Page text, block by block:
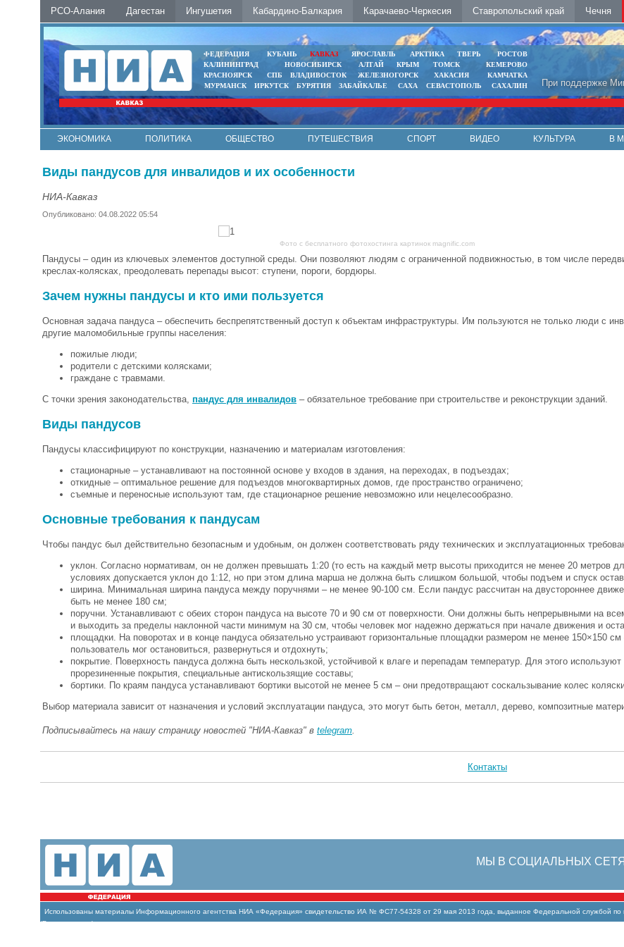
РСО-Алания Дагестан Ингушетия Кабардино-Балкария Карачаево-Черкесия Ставропольский край Чечня
При поддержке
ФЕДЕРАЦИЯ КУБАНЬ КАВКАЗ ЯРОСЛАВЛЬ АРКТИКА ТВЕРЬ
РОСТОВ
КАЛИНИНГРАД
НОВОСИБИРСК АЛТАЙ КРЫМ ТОМСК
КЕМЕРОВО
КРАСНОЯРСК
СПБ ВЛАДИВОСТОК ЖЕЛЕЗНОГОРСК ХАКАСИЯ
КАМЧАТКА
МУРМАНСК
ИРКУТСК БУРЯТИЯ ЗАБАЙКАЛЬЕ САХА СЕВАСТОПОЛЬ САХАЛИН
ЭКОНОМИКА ПОЛИТИКА ОБЩЕСТВО ПУТЕШЕСТВИЯ СПОРТ ВИДЕО КУЛЬТУРА В
Виды пандусов для инвалидов и их особенности
НИА-Кавказ
Опубликовано: 04.08.2022 05:54
Фото с бесплатного фотохостинга картинок magnific.com
Пандусы – один из ключевых элементов доступной среды. Они позволяют людям с ограниченной подвижностью, в том числе
креслах‑колясках, преодолевать перепады высот: ступени, пороги, бордюры.
Зачем нужны пандусы и кто ими пользуется
Основная задача пандуса – обеспечить беспрепятственный доступ к объектам инфраструктуры. Им пользуются не только люди с
другие маломобильные группы населения:
пожилые люди;
родители с детскими колясками;
граждане с травмами.
С точки зрения законодательства, пандус для инвалидов – обязательное требование при строительстве и реконструкции зданий.
Виды пандусов
Пандусы классифицируют по конструкции, назначению и материалам изготовления:
стационарные – устанавливают на постоянной основе у входов в здания, на переходах, в подъездах;
откидные – оптимальное решение для подъездов многоквартирных домов, где пространство ограничено;
съемные и переносные используют там, где стационарное решение невозможно или нецелесообразно.
Основные требования к пандусам
Чтобы пандус был действительно безопасным и удобным, он должен соответствовать ряду технических и эксплуатационных
уклон. Согласно нормативам, он не должен превышать 1:20 (то есть на каждый метр высоты приходится не менее 20 метров
условиях допускается уклон до 1:12, но при этом длина марша не должна быть слишком большой, чтобы подъем и спуск
ширина. Минимальная ширина пандуса между поручнями – не менее 90-100 см. Если пандус рассчитан на двустороннее
быть не менее 180 см;
поручни. Устанавливают с обеих сторон пандуса на высоте 70 и 90 см от поверхности. Они должны быть непрерывными на
и выходить за пределы наклонной части минимум на 30 см, чтобы человек мог надежно держаться при начале движения и
площадки. На поворотах и в конце пандуса обязательно устраивают горизонтальные площадки размером не менее 150×150
пользователь мог остановиться, развернуться и отдохнуть;
покрытие. Поверхность пандуса должна быть нескользкой, устойчивой к влаге и перепадам температур. Для этого
прорезиненные покрытия, специальные антискользящие составы;
бортики. По краям пандуса устанавливают бортики высотой не менее 5 см – они предотвращают соскальзывание колес
Выбор материала зависит от назначения и условий эксплуатации пандуса, это могут быть бетон, металл, дерево, композитные
Подписывайтесь на нашу страницу новостей "НИА-Кавказ" в telegram
Контакты
МЫ В СОЦИАЛЬНЫХ
Использованы материалы Информационного агентства НИА «Федерация» свидетельство ИА № ФС77-54328 от 29 мая 2013 года, выданное Федеральной службой по
(Роскомнадзор)